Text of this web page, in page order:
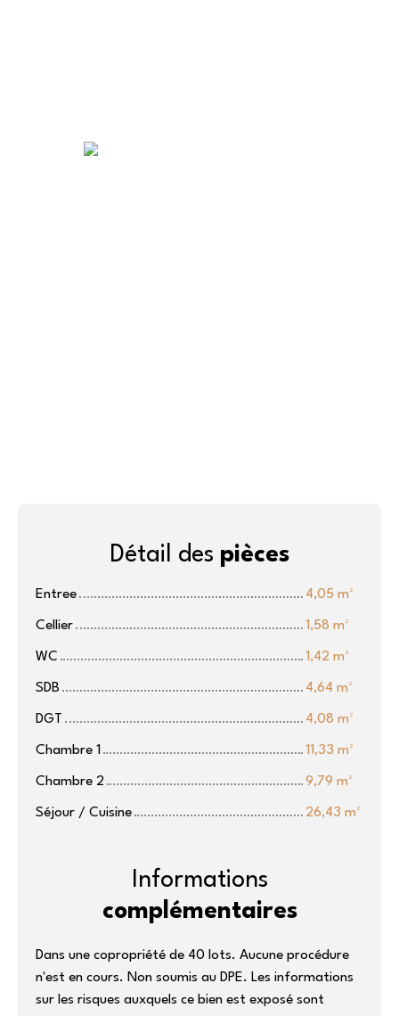
Détail des pièces
Entree 4,05 m²
Cellier 1,58 m²
WC 1,42 m²
SDB 4,64 m²
DGT 4,08 m²
Chambre 1 11,33 m²
Chambre 2 9,79 m²
Séjour / Cuisine 26,43 m²
Informations
complémentaires
Dans une copropriété de 40 lots. Aucune procédure
n'est en cours. Non soumis au DPE. Les informations
sur les risques auxquels ce bien est exposé sont